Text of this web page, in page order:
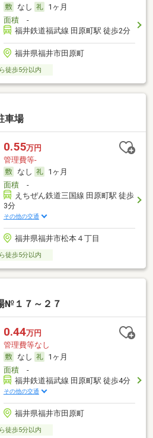
なし
1ヶ月
面積-
福井鉄道福武線 田原町駅 徒歩2分
福井県福井市田原町
徒歩5分以内
車場
0.55万円
管理費等-
なし
1ヶ月
面積-
えちぜん鉄道三国線 田原町駅 徒歩
3分
その他の交通
福井県福井市松本４丁目
徒歩5分以内
№１７～２７
0.44万円
管理費等なし
なし
1ヶ月
面積-
福井鉄道福武線 田原町駅 徒歩4分
その他の交通
福井県福井市田原町
徒歩5分以内